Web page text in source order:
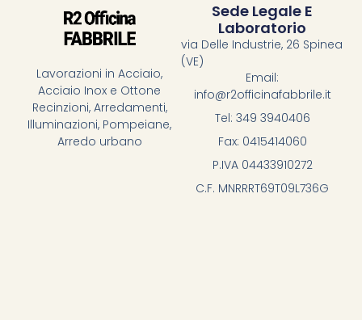
Lavorazioni in Acciaio,
Acciaio Inox e Ottone
Recinzioni, Arredamenti,
Illuminazioni, Pompeiane,
Arredo urbano
Sede Legale E
Laboratorio
via Delle Industrie, 26 Spinea
(VE)
Email:
info@r2officinafabbrile.it
Tel: 349 3940406
Fax: 0415414060
P.IVA 04433910272
C.F. MNRRRT69T09L736G